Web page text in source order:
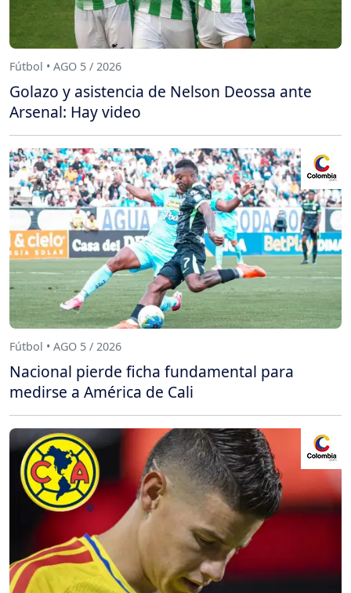
Fútbol • AGO 5 / 2026
Golazo y asistencia de Nelson Deossa ante
Arsenal: Hay video
Fútbol • AGO 5 / 2026
Nacional pierde ficha fundamental para
medirse a América de Cali